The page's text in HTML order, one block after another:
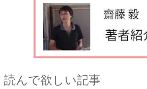
読んで欲しい記事